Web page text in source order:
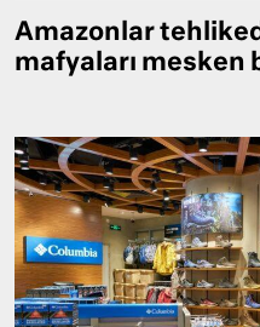
Amazonlar
mafyaları mesken